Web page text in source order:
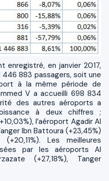
446 883 passagers, soit une
à la même période de
V a accueilli 698 834
des autres aéroports a
à deux chiffres ;
l’aéroport Agadir Al
Ibn Battoura (+23,45%)
Les meilleures
par les aéroports Al
(+27,18%), Tanger